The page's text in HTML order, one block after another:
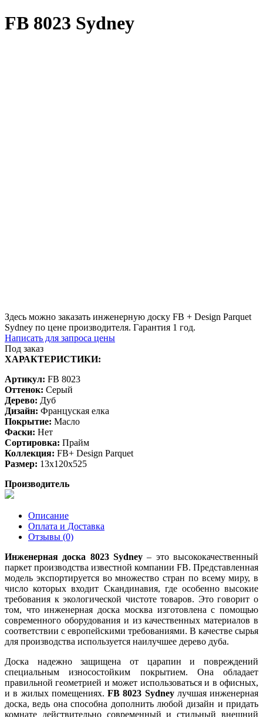
FB 8023 Sydney
Здесь можно заказать инженерную доску FB + Design Parquet
Sydney по цене производителя. Гарантия 1 год.
Написать для запроса цены
Под заказ
ХАРАКТЕРИСТИКИ:
Артикул: FB 8023
Оттенок: Серый
Дерево: Дуб
Дизайн: Француская елка
Покрытие: Масло
Фаски: Нет
Сортировка: Прайм
Коллекция: FB+ Design Parquet
Размер: 13x120x525
Производитель
Описание
Оплата и Доставка
Отзывы (0)
Инженерная доска 8023 Sydney – это высококачественный
паркет производства известной компании FB. Представленная
модель экспортируется во множество стран по всему миру, в
число которых входит Скандинавия, где особенно высокие
требования к экологической чистоте товаров. Это говорит о
том, что инженерная доска москва изготовлена с помощью
современного оборудования и из качественных материалов в
соответствии с европейскими требованиями. В качестве сырья
для производства используется наилучшее дерево дуба.
Доска надежно защищена от царапин и повреждений
специальным износостойким покрытием. Она обладает
правильной геометрией и может использоваться и в офисных,
и в жилых помещениях. FB 8023 Sydneyлучшая инженерная
доска, ведь она способна дополнить любой дизайн и придать
комнате действительно современный и стильный внешний